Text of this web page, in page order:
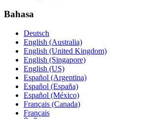
Bahasa
Deutsch
English (Australia)
English (United Kingdom)
English (Singapore)
English (US)
Español (Argentina)
Español (España)
Español (México)
Français (Canada)
Français